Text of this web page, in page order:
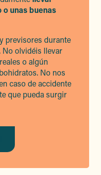
unas buenas
previsores durante
No olvidéis llevar
o algún
No nos
caso de accidente
que pueda surgir